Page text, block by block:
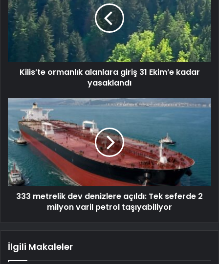
Kilis’te ormanlık alanlara giriş 31 Ekim’e kadar
yasaklandı
333 metrelik dev denizlere açıldı: Tek seferde 2
milyon varil petrol taşıyabiliyor
İlgili Makaleler